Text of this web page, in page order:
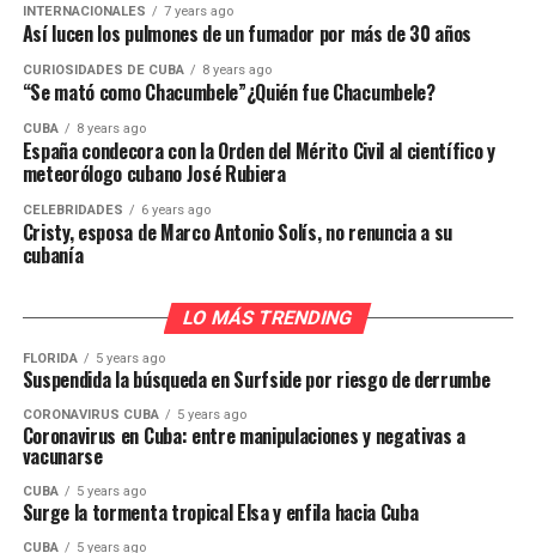
INTERNACIONALES 7 years ago
Así lucen los pulmones de un fumador por más de 30 años
CURIOSIDADES DE CUBA 8 years ago
“Se mató como Chacumbele”¿Quién fue Chacumbele?
CUBA 8 years ago
España condecora con la Orden del Mérito Civil al científico y
meteorólogo cubano José Rubiera
CELEBRIDADES 6 years ago
Cristy, esposa de Marco Antonio Solís, no renuncia a su
cubanía
LO MÁS TRENDING
FLORIDA 5 years ago
Suspendida la búsqueda en Surfside por riesgo de derrumbe
CORONAVIRUS CUBA 5 years ago
Coronavirus en Cuba: entre manipulaciones y negativas a
vacunarse
CUBA 5 years ago
Surge la tormenta tropical Elsa y enfila hacia Cuba
CUBA 5 years ago